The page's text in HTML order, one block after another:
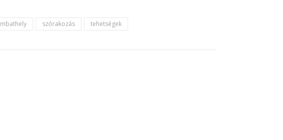
szórakozás tehetségek